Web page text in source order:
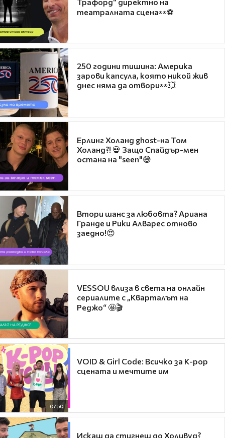
театралната сцена👀⚽
250 години тишина: Америка
зарови капсула, която никой жив
днес няма да отвори👀💥
Ерлинг Холанд ghost-на Том
Холанд?! 💀 Защо Спайдър-мен
остана на "seen"😅
Втори шанс за любовта? Ариана
Гранде и Рики Алварес отново
заедно!😍
VESSOU влиза в света на онлайн
сериалите с „Кварталът на
Реджо“ 🤩🎬
07:50
VOID & Girl Code: Всичко за K-pop
сцената и мечтите им
Искаш да стигнеш до Холивуд?